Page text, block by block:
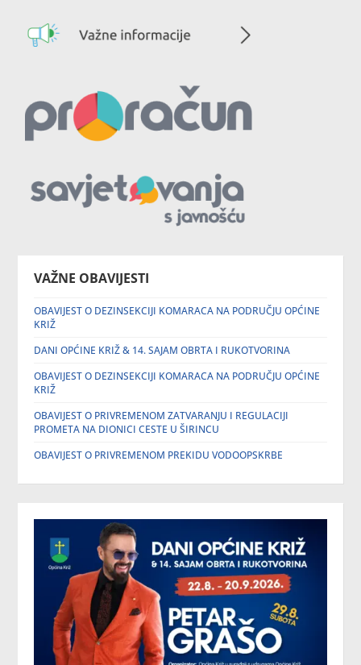
VAŽNE OBAVIJESTI
OBAVIJEST O DEZINSEKCIJI KOMARACA NA PODRUČJU OPĆINE
KRIŽ
DANI OPĆINE KRIŽ & 14. SAJAM OBRTA I RUKOTVORINA
OBAVIJEST O DEZINSEKCIJI KOMARACA NA PODRUČJU OPĆINE
KRIŽ
OBAVIJEST O PRIVREMENOM ZATVARANJU I REGULACIJI
PROMETA NA DIONICI CESTE U ŠIRINCU
OBAVIJEST O PRIVREMENOM PREKIDU VODOOPSKRBE